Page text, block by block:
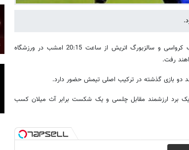
؛ تیم‌های دیناموزاگرب کرواسی و سالزبورگ اتریش از ساعت 20:15 امشب در ورزشگاه
رفت.
دو بازی گذشته در ترکیب اصلی تیمش حضور دارد.
یک برد ارزشمند مقابل چلسی و یک شکست برابر آث میلان کسب